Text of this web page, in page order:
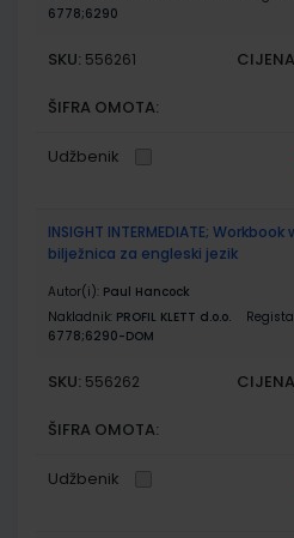
6778;6290
SKU: 556261
ŠIFRA OMOTA:
Udžbenik
INSIGHT INTERMEDIATE;
bilježnica za engleski jezik
Autor(i): Paul Hancock
Nakladnik: PROFIL KLETT d.o.o.
6778;6290-DOM
SKU: 556262
ŠIFRA OMOTA:
Udžbenik